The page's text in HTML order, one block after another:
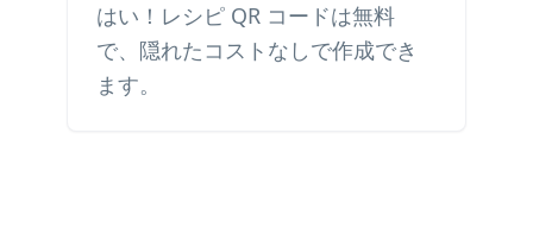
はい！レシピ QR コードは無料
で、隠れたコストなしで作成でき
ます。